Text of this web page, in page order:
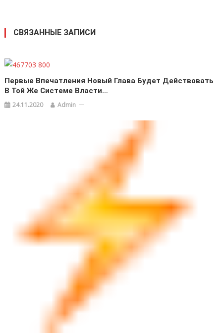
СВЯЗАННЫЕ ЗАПИСИ
Первые Впечатления Новый Глава Будет Действовать
В Той Же Системе Власти…
24.11.2020 Admin